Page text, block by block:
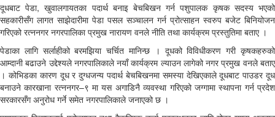
दूधबाट पेडा, खुवालगायतका पदार्थ बनाइ बेचबिखन गर्न पशुपालक कृषक सदस्य भएको
सहकारीसँग लागत साझेदारीमा पेडा पसल सञ्चालन गर्न प्रोत्साहन स्वरुप बजेट बिनियोजन
गरिएको रत्ननगर नगरपालिका प्रमुख नारायण वनले नीति तथा कार्यक्रम प्रस्तुतिमा बताए ।
पेडाका लागि सर्लाहीको बरमझिया चर्चित मानिन्छ । दूधको विविधीकरण गरी कृषकहरुको
आम्दानी बढाउने उद्देश्यले नगरपालिकाले नयाँ कार्यक्रम ल्याउन लागेको नगर प्रमुख वनले बताए
। कोभिडका कारण दूध र दुग्धजन्य पदार्थ बेचबिखनमा समस्या देखिएकाले दूधबाट पाउडर दूध
बनाउने कारखाना रत्ननगर–९ मा यस अगाडिनै व्यवस्था गरिएको जग्गामा स्थापना गर्न प्रदेश
सरकारसँग अनुरोध गर्ने समेत नगरपालिकाले जनाएको छ ।